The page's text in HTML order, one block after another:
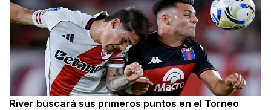
River buscará sus primeros puntos en el Torneo